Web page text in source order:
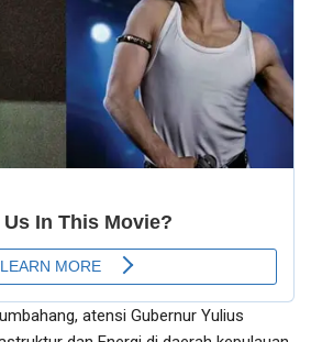
atensi Gubernur Yulius